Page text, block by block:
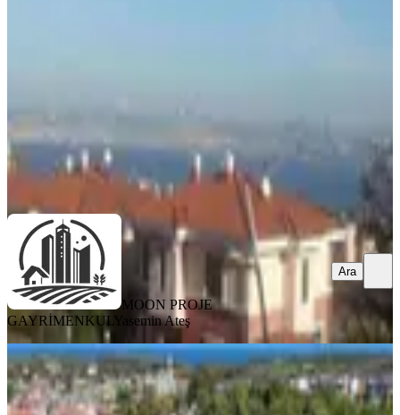
MOON PROJE GAYRİMENKULYasemin Ateş
MOON PROJE
GAYRİMENKUL
Yasemin Ateş
Ara
YENİ
Şile Nature Life'da Sıfır Havuzlu
Büyük Bahçeli Lüks Villalar